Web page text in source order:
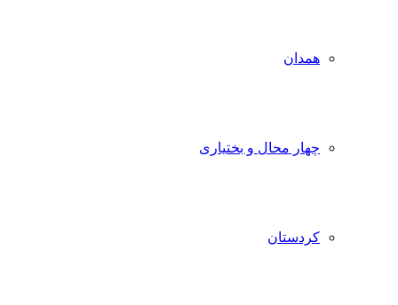
همدان
چهار محال و بختیاری
کردستان